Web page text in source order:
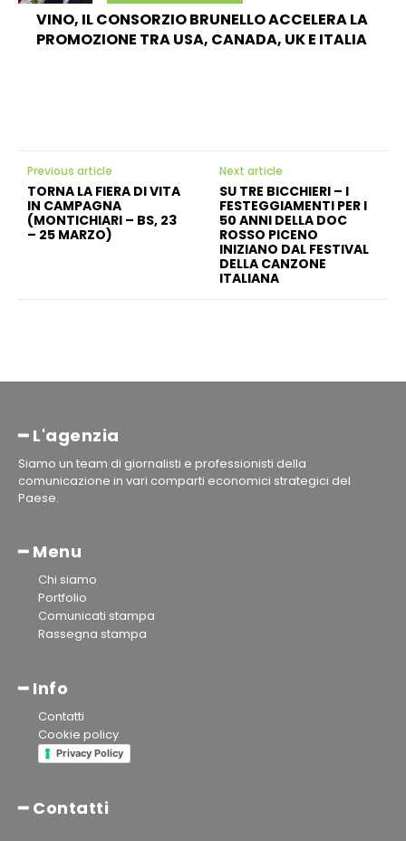
VINO, IL CONSORZIO BRUNELLO ACCELERA LA
PROMOZIONE TRA USA, CANADA, UK E ITALIA
Previous article
TORNA LA FIERA DI VITA
IN CAMPAGNA
(MONTICHIARI – BS, 23
– 25 MARZO)
Next article
SU TRE BICCHIERI – I
FESTEGGIAMENTI PER I
50 ANNI DELLA DOC
ROSSO PICENO
INIZIANO DAL FESTIVAL
DELLA CANZONE
ITALIANA
━ L'agenzia
Siamo un team di giornalisti e professionisti della
comunicazione in vari comparti economici strategici del
Paese.
━ Menu
Chi siamo
Portfolio
Comunicati stampa
Rassegna stampa
━ Info
Contatti
Cookie policy
Privacy Policy
━ Contatti